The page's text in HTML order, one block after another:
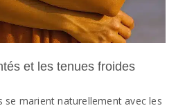
et les tenues froides
se marient naturellement avec les